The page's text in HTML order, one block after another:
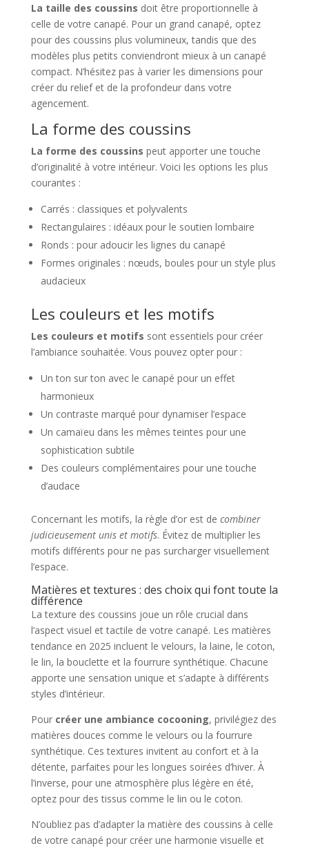
La taille des coussins doit être proportionnelle à
celle de votre canapé. Pour un grand canapé, optez
pour des coussins plus volumineux, tandis que des
modèles plus petits conviendront mieux à un canapé
compact. N’hésitez pas à varier les dimensions pour
créer du relief et de la profondeur dans votre
agencement.
La forme des coussins
La forme des coussins peut apporter une touche
d’originalité à votre intérieur. Voici les options les plus
courantes :
Carrés : classiques et polyvalents
Rectangulaires : idéaux pour le soutien lombaire
Ronds : pour adoucir les lignes du canapé
Formes originales : nœuds, boules pour un style plus
audacieux
Les couleurs et les motifs
Les couleurs et motifs sont essentiels pour créer
l’ambiance souhaitée. Vous pouvez opter pour :
Un ton sur ton avec le canapé pour un effet
harmonieux
Un contraste marqué pour dynamiser l’espace
Un camaïeu dans les mêmes teintes pour une
sophistication subtile
Des couleurs complémentaires pour une touche
d’audace
Concernant les motifs, la règle d’or est de combiner
judicieusement unis et motifs. Évitez de multiplier les
motifs différents pour ne pas surcharger visuellement
l’espace.
Matières et textures : des choix qui font toute la
différence
La texture des coussins joue un rôle crucial dans
l’aspect visuel et tactile de votre canapé. Les matières
tendance en 2025 incluent le velours, la laine, le coton,
le lin, la bouclette et la fourrure synthétique. Chacune
apporte une sensation unique et s’adapte à différents
styles d’intérieur.
Pour créer une ambiance cocooning, privilégiez des
matières douces comme le velours ou la fourrure
synthétique. Ces textures invitent au confort et à la
détente, parfaites pour les longues soirées d’hiver. À
l’inverse, pour une atmosphère plus légère en été,
optez pour des tissus comme le lin ou le coton.
N’oubliez pas d’adapter la matière des coussins à celle
de votre canapé pour créer une harmonie visuelle et